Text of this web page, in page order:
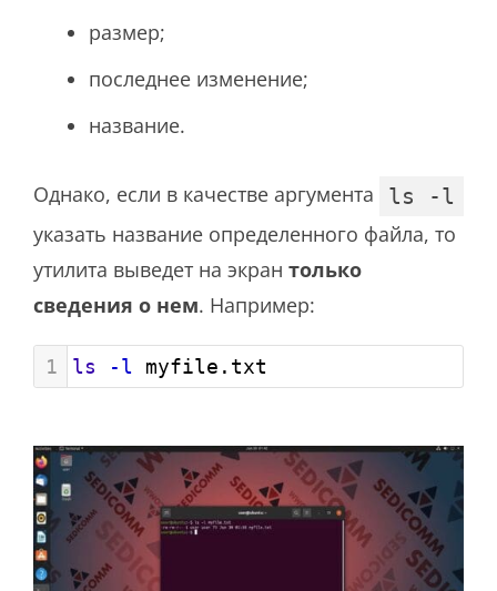
размер;
последнее изменение;
название.
Однако, если в качестве аргумента
ls -l
указать название определенного файла, то
утилита выведет на экран только
сведения о нем. Например:
1 ls -l myfile.txt